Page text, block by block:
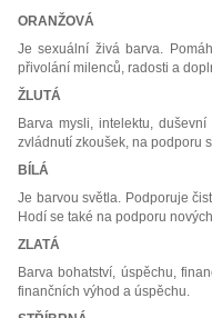
ORANŽOVÁ
Je sexuální živá barva.
přivolání milenců, radosti a
ŽLUTÁ
Barva mysli, intelektu,
zvládnutí zkoušek, na podporu
BÍLÁ
Je barvou světla. Podporuje
Hodí se také na podporu
ZLATÁ
Barva bohatství, úspěchu,
finančních výhod a úspěchu.